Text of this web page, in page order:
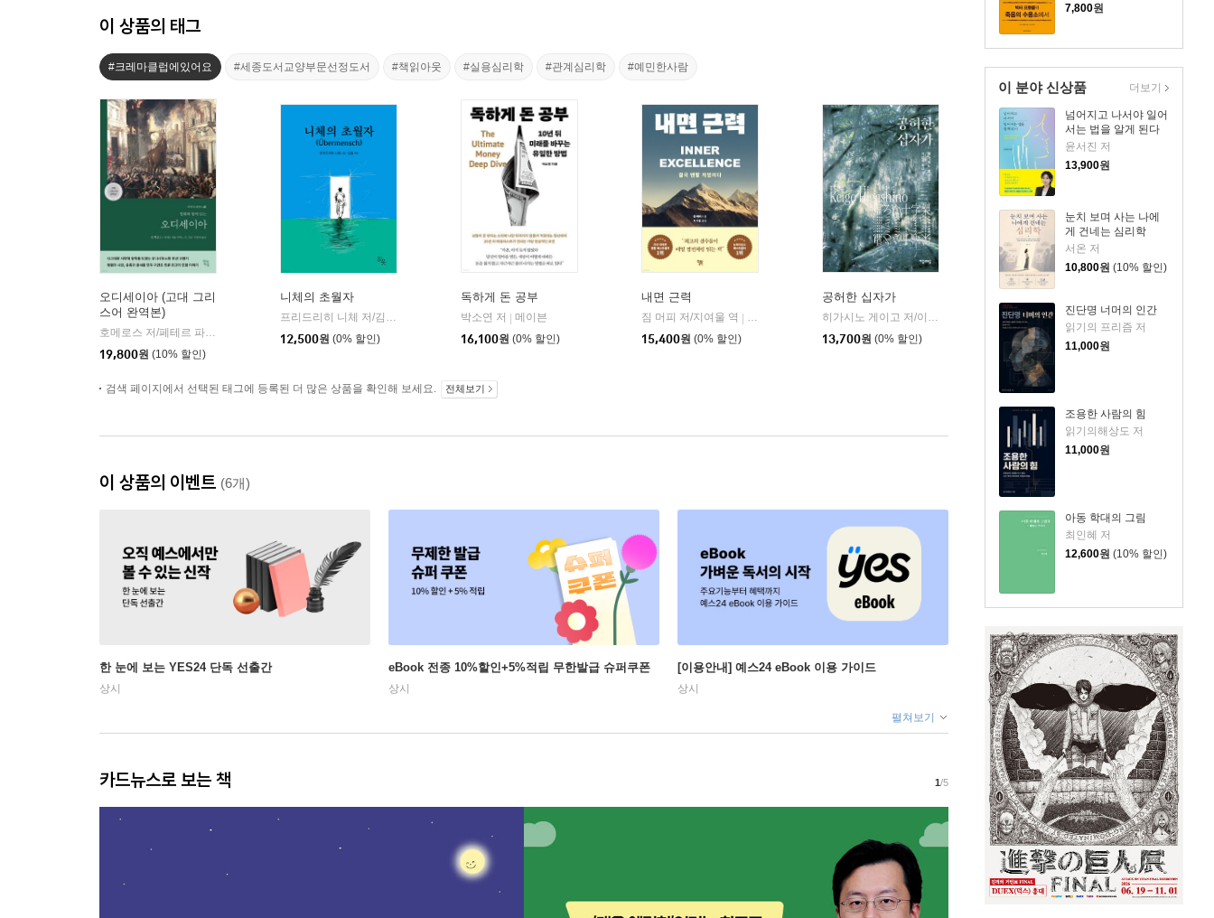
7,800원
이 분야 신상품
넘어지고 나서야 일어
서는 법을 알게 된다
윤서진 저
13,900원
눈치 보며 사는 나에
게 건네는 심리학
서온 저
10,800원 (10% 할인)
진단명 너머의 인간
읽기의 프리즘 저
11,000원
조용한 사람의 힘
읽기의해상도 저
11,000원
아동 학대의 그림
최인혜 저
12,600원 (10% 할인)
더보기
이 상품의 태그
#크레마클럽에있어요 #세종도서교양부문선정도서 #책읽아웃 #실용심리학 #관계심리학 #예민한사람
오디세이아 (고대 그리
스어 완역본)
| 현대지성
19,800원 (10% 할인)
니체의 초월자
12,500원 (0% 할인)
독하게 돈 공부
박소연 저 | 메이븐
16,100원 (0% 할인)
내면 근력
짐 머피 저/지여울 역 |
15,400원 (0% 할인)
공허한 십자가
자음과모음
13,700원 (0% 할인)
검색 페이지에서 선택된 태그에 등록된 더 많은 상품을 확인해 보세요. 전체보기
이 상품의 이벤트 (6개)
한 눈에 보는 YES24 단독 선출간
상시
eBook 전종 10%할인+5%적립 무한발급 슈퍼쿠폰
상시
[이용안내] 예스24 eBook 이용 가이드
상시
펼쳐보기
카드뉴스로 보는 책 1/5